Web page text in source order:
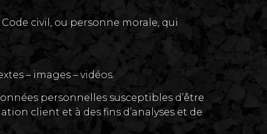
civil, ou personne morale, qui
– images – vidéos.
personnelles susceptibles d’être
client et à des fins d’analyses et de